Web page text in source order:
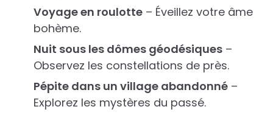
Voyage en roulotte – Éveillez votre âme
bohème.
Nuit sous les dômes géodésiques –
Observez les constellations de près.
Pépite dans un village abandonné –
Explorez les mystères du passé.